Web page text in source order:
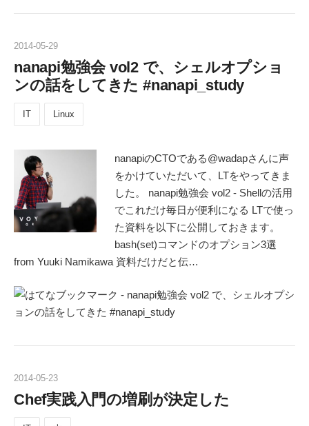
2014-05-29
nanapi勉強会 vol2 で、シェルオプショ
ンの話をしてきた #nanapi_study
IT Linux
nanapiのCTOである@wadapさんに声
をかけていただいて、LTをやってきま
した。 nanapi勉強会 vol2 - Shellの活用
でこれだけ毎日が便利になる LTで使っ
た資料を以下に公開しておきます。
bash(set)コマンドのオプション3選
from Yuuki Namikawa 資料だけだと伝…
2014-05-23
Chef実践入門の増刷が決定した